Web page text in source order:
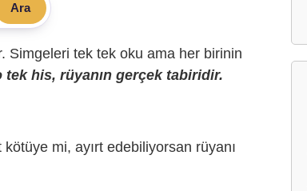
Ara
Simgeleri tek tek oku ama her birinin
his, rüyanın gerçek tabiridir.
mi, ayırt edebiliyorsan rüyanı